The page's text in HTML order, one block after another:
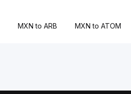
MXN to ARB MXN to ATOM